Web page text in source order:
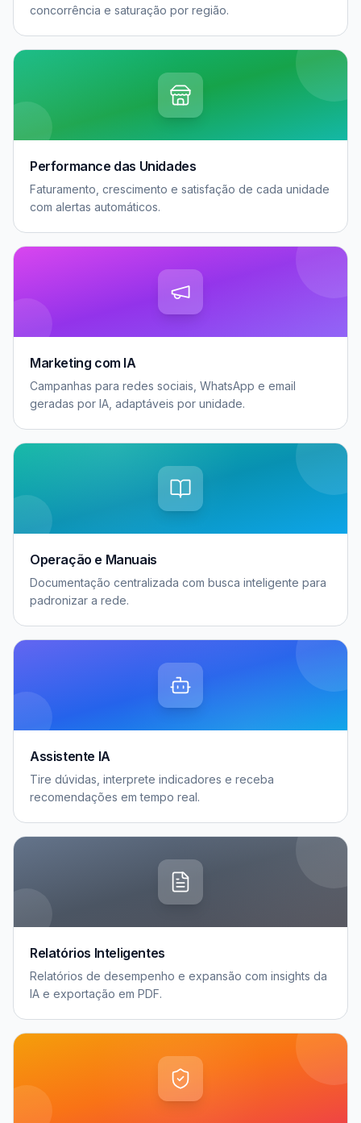
concorrência e saturação por região.
Performance das Unidades
Faturamento, crescimento e satisfação de cada unidade
com alertas automáticos.
Marketing com IA
Campanhas para redes sociais, WhatsApp e email
geradas por IA, adaptáveis por unidade.
Operação e Manuais
Documentação centralizada com busca inteligente para
padronizar a rede.
Assistente IA
Tire dúvidas, interprete indicadores e receba
recomendações em tempo real.
Relatórios Inteligentes
Relatórios de desempenho e expansão com insights da
IA e exportação em PDF.